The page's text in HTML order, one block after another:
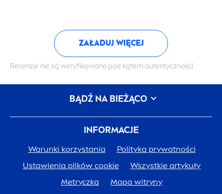
ZAŁADUJ WIĘCEJ
Recenzje nie są weryfikowane pod kątem autentyczności
INFORMACJE
Warunki korzystania
Polityka prywatności
Ustawienia plików cookie
Wszystkie artykuły
Metryczka
Mapa witryny
BĄDŹ NA BIEŻĄCO